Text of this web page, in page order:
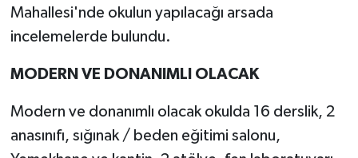
Mahallesi'nde okulun yapılacağı arsada
incelemelerde bulundu.
MODERN VE DONANIMLI OLACAK
Modern ve donanımlı olacak okulda 16 derslik, 2
anasınıfı, sığınak / beden eğitimi salonu,